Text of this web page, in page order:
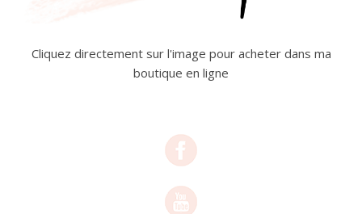
Cliquez directement sur l'image pour acheter dans ma
boutique en ligne